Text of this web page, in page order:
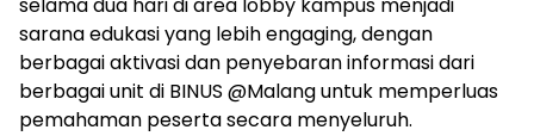
sarana edukasi yang lebih engaging, dengan
berbagai aktivasi dan penyebaran informasi dari
berbagai unit di BINUS @Malang untuk memperluas
pemahaman peserta secara menyeluruh.